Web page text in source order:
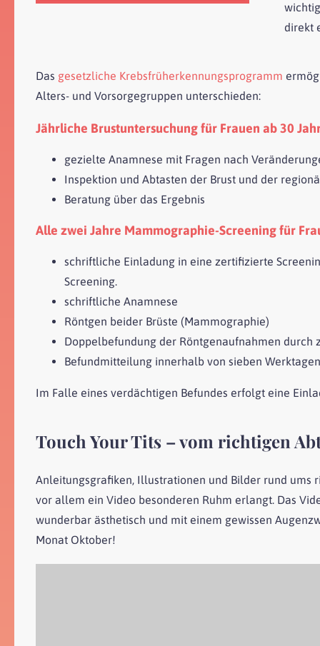
direkt
Das gesetzliche Krebsfrüherkennungsprogramm
Alters- und Vorsorgegruppen unterschieden:
Jährliche Brustuntersuchung für Frauen ab 30
gezielte Anamnese mit Fragen nach
Inspektion und Abtasten der Brust und der
Beratung über das Ergebnis
Alle zwei Jahre Mammographie-Screeningfür
schriftliche Einladung in eine zertifizierte
Screening.
schriftliche Anamnese
Röntgen beider Brüste (Mammographie)
Doppelbefundung der Röntgenaufnahmen durch
Befundmitteilung innerhalb von sieben Werktagen
Im Falle eines verdächtigen Befundes erfolgt eine
Touch Your Tits – vom richtigen
Anleitungsgrafiken, Illustrationen und Bilder rund ums
vor allem ein Video besonderen Ruhm erlangt. Das
wunderbar ästhetisch und mit einem gewissen
Monat Oktober!